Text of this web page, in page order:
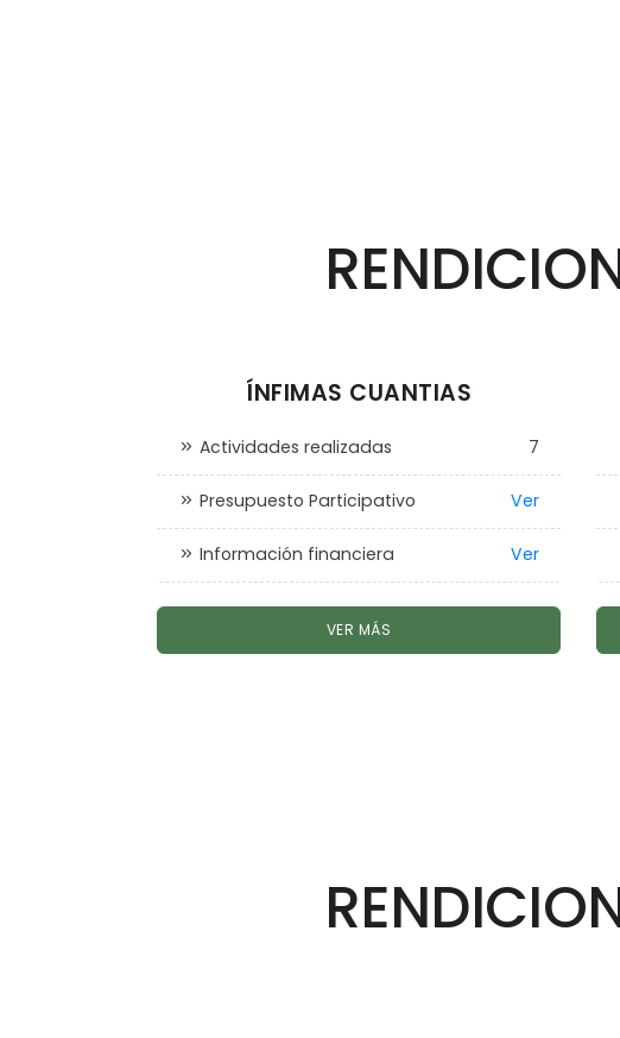
ÍNFIMAS CUANTIAS
Actividades realizadas 7
Presupuesto Participativo Ver
Información financiera Ver
VER MÁS